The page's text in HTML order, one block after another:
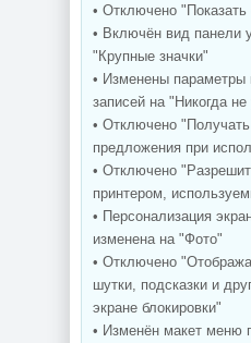
• Отключено
• Включён вид панели
"Крупные значки"
• Изменены параметры
записей на "Никогда
• Отключено
предложения при
• Отключено
принтером,
• Персонализация
изменена на "Фото"
• Отключено
шутки, подсказки и
экране блокировки"
• Изменён макет меню